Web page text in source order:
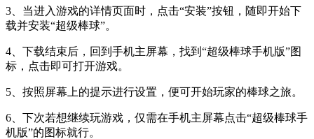
3、当进入游戏的详情页面时，点击“安装”按钮，随即开始下
载并安装“超级棒球”。
4、下载结束后，回到手机主屏幕，找到“超级棒球手机版”图
标，点击即可打开游戏。
5、按照屏幕上的提示进行设置，便可开始玩家的棒球之旅。
6、下次若想继续玩游戏，仅需在手机主屏幕点击“超级棒球手
机版”的图标就行。